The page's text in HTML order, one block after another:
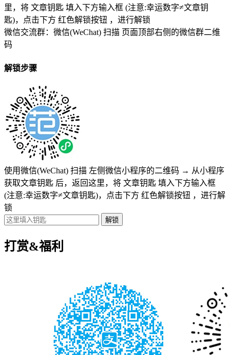
里，将 文章钥匙 填入下方输入框 (注意:幸运数字≠文章钥
匙)，点击下方 红色解锁按钮 ，进行解锁
微信交流群：微信(WeChat) 扫描 页面顶部右侧的微信群二维
码
解锁步骤
使用微信(WeChat) 扫描 左侧微信小程序的二维码 → 从小程序
获取文章钥匙 后，返回这里，将 文章钥匙 填入下方输入框
(注意:幸运数字≠文章钥匙)，点击下方 红色解锁按钮 ，进行解
锁
打赏&福利